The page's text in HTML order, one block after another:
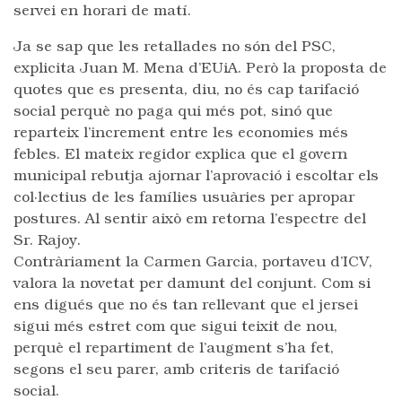
servei en horari de matí.
Ja se sap que les retallades no són del PSC,
explicita Juan M. Mena d’EUiA. Però la proposta de
quotes que es presenta, diu, no és cap tarifació
social perquè no paga qui més pot, sinó que
reparteix l’increment entre les economies més
febles. El mateix regidor explica que el govern
municipal rebutja ajornar l’aprovació i escoltar els
col·lectius de les famílies usuàries per apropar
postures. Al sentir això em retorna l’espectre del
Sr. Rajoy.
Contràriament la Carmen Garcia, portaveu d’ICV,
valora la novetat per damunt del conjunt. Com si
ens digués que no és tan rellevant que el jersei
sigui més estret com que sigui teixit de nou,
perquè el repartiment de l’augment s’ha fet,
segons el seu parer, amb criteris de tarifació
social.